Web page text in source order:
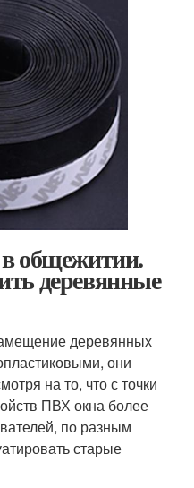
общежитии.
деревянные
деревянных
они
на то, что с точки
ПВХ окна более
по разным
старые